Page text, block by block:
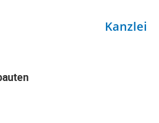
Kanzlei